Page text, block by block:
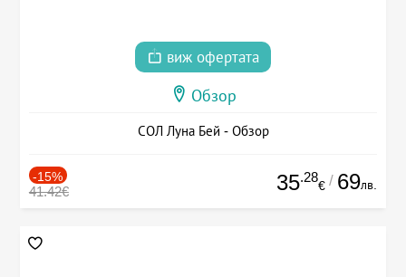
виж офертата
Обзор
СОЛ Луна Бей - Обзор
-15%
41.42€ 35.28
€ / 69лв.